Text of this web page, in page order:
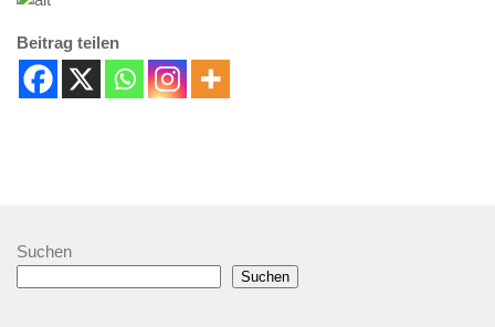
Beitrag teilen
Suchen
Suchen